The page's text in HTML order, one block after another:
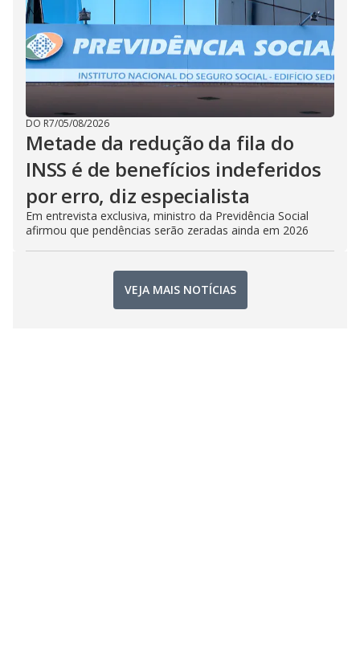
DO R7/05/08/2026
Metade da redução da fila do
INSS é de benefícios indeferidos
por erro, diz especialista
Em entrevista exclusiva, ministro da Previdência Social
afirmou que pendências serão zeradas ainda em 2026
VEJA MAIS NOTÍCIAS